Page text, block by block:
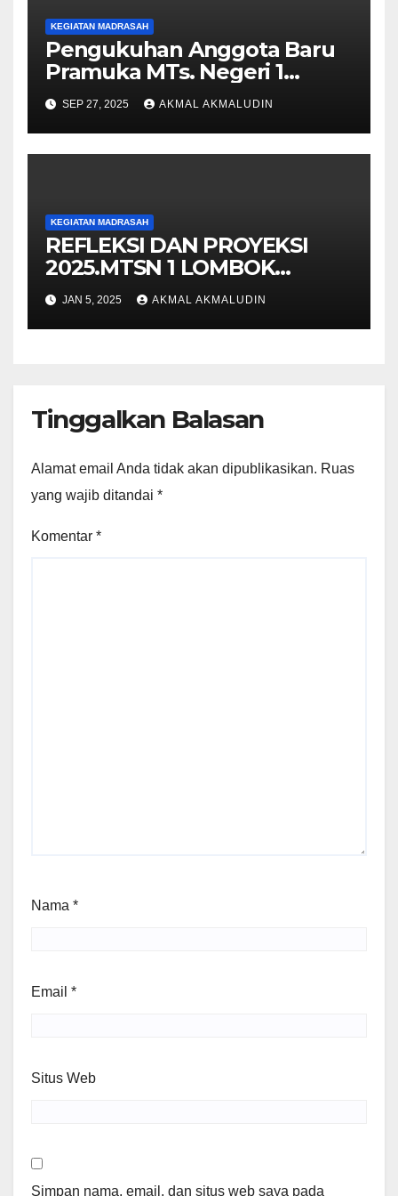
KEGIATAN MADRASAH
Pengukuhan Anggota Baru
Pramuka MTs. Negeri 1
Lombok Barat Tahun 2025 di
Pantai Cemare Lembar
SEP 27, 2025 AKMAL AKMALUDIN
KEGIATAN MADRASAH
REFLEKSI DAN PROYEKSI
2025.MTSN 1 LOMBOK
BARAT
JAN 5, 2025 AKMAL AKMALUDIN
Tinggalkan Balasan
Alamat email Anda tidak akan dipublikasikan. Ruas
yang wajib ditandai *
Komentar *
Nama *
Email *
Situs Web
Simpan nama, email, dan situs web saya pada